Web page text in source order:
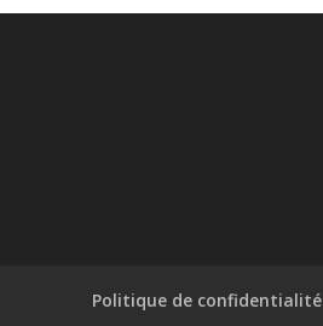
Politique de confidentialité